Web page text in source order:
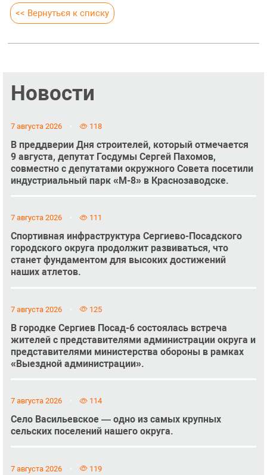
<< Вернуться к списку
Новости
7 августа 2026 118
В преддверии Дня строителей, который отмечается
9 августа, депутат Госдумы Сергей Пахомов,
совместно с депутатами окружного Совета посетили
индустриальный парк «М-8» в Краснозаводске.
7 августа 2026 111
Спортивная инфраструктура Сергиево-Посадского
городского округа продолжит развиваться, что
станет фундаментом для высоких достижений
наших атлетов.
7 августа 2026 125
В городке Сергиев Посад-6 состоялась встреча
жителей с представителями администрации округа и
представителями министерства обороны в рамках
«Выездной администрации».
7 августа 2026 114
Село Васильевское — одно из самых крупных
сельских поселений нашего округа.
7 августа 2026 119